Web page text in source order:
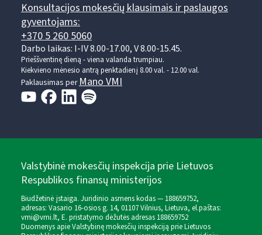
Konsultacijos mokesčių klausimais ir paslaugos
gyventojams:
+370 5 260 5060
Darbo laikas: I-IV 8.00-17.00, V 8.00-15.45.
Prieššventinę dieną - viena valanda trumpiau.
Kiekvieno mėnesio antrą penktadienį 8.00 val. - 12.00 val.
Paklausimas perMano VMI
Valstybinė mokesčių inspekcija prie Lietuvos
Respublikos finansų ministerijos
Biudžetinė įstaiga. Juridinio asmens kodas — 188659752,
adresas: Vasario 16-osios g. 14, 01107 Vilnius, Lietuva, el.paštas:
vmi@vmi.lt, E. pristatymo dėžutės adresas 188659752
Duomenys apie Valstybinę mokesčių inspekciją prie Lietuvos